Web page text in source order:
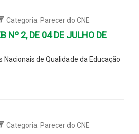
Categoria: Parecer do CNE
Nº 2, DE 04 DE JULHO DE
Nacionais de Qualidade da Educação
Categoria: Parecer do CNE